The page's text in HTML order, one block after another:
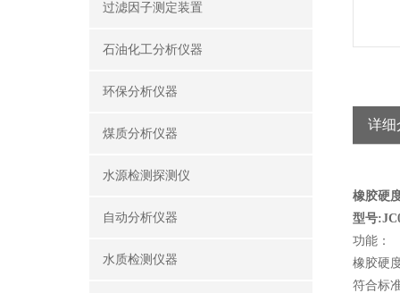
过滤因子测定装置
石油化工分析仪器
环保分析仪器
煤质分析仪器
水源检测探测仪
自动分析仪器
水质检测仪器
详细
橡胶硬
型号
功能：
橡胶硬
符合标